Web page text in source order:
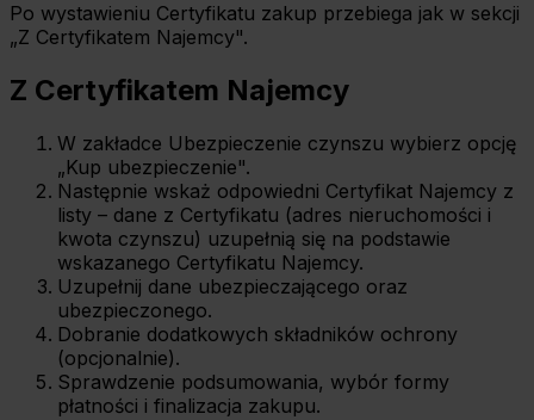
Po wystawieniu Certyfikatu zakup przebiega jak w sekcji
„Z Certyfikatem Najemcy".
Z Certyfikatem Najemcy
W zakładce Ubezpieczenie czynszu wybierz opcję
„Kup ubezpieczenie".
Następnie wskaż odpowiedni Certyfikat Najemcy z
listy – dane z Certyfikatu (adres nieruchomości i
kwota czynszu) uzupełnią się na podstawie
wskazanego Certyfikatu Najemcy.
Uzupełnij dane ubezpieczającego oraz
ubezpieczonego.
Dobranie dodatkowych składników ochrony
(opcjonalnie).
Sprawdzenie podsumowania, wybór formy
płatności i finalizacja zakupu.